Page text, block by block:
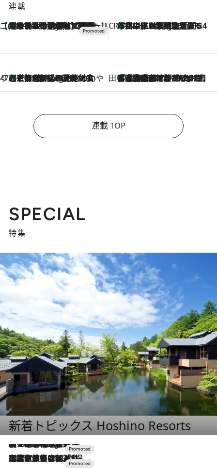
連載
【CREA×星野リゾート】唯一無二。癒しと発見が待つ場所へ
9 Hours Ago
【トンボの足水浴】ヒノキの香りに包まれて涼感マックス！約13℃の湧水かけ流しを避暑地「星野温泉 トンボの湯」で体験 CREA'S CHOICE
11 Hours Ago
「立川にも歌舞伎があるんだよ」 片岡仁左衛門・市川中車ら豪華座組みで4年目の立川立飛歌舞伎へ
47都道府県の手みやげ ひんやりスイーツで夏を満喫
11 Hours Ago
【京都府】この夏絶対食べたい 冷やしておいしいおやつ3選 ひと口目から心を掴む新緑のテリーヌ 田中稲の勝手に再ブーム
2026.8.7
「湘南乃風に憧れて」観客大盛上がりの“タオル回し”に、ラッパー顔負けの高速歌唱まで…さだまさし（74）のアグレッシブすぎる現在地
連載 TOP
SPECIAL
特集
新着トピックス Hoshino Resorts
9 Hours Ago
【トンボの足水浴】ヒノキの香りに包まれて涼感マックス！約13℃の湧水かけ流しを避暑地「星野温泉 トンボの湯」で体験
2026.7.31
【ホテル帰省】という選択肢をOMOが提案。家族とほどよい距離を保つには「昼は実家、夜は気兼ねなくホテルで！」